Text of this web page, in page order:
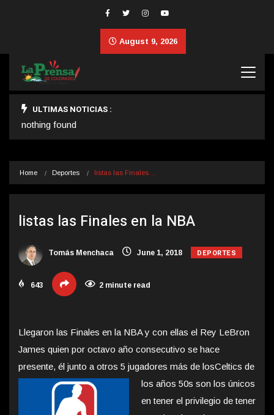
August 9, 2026
ULTIMAS NOTICIAS :
nothing found
Home Deportes listas las Finales…
listas las Finales en la NBA
Tomás Menchaca June 1, 2018 DEPORTES
643 2 minute read
Llegaron las Finales en la NBA y con ellas el Rey LeBron
James quien por octavo año consecutivo se hace
presente, él junto a otros 5 jugadores más de losCeltics de
los años 50s son los únicos
en tener el privilegio de tener